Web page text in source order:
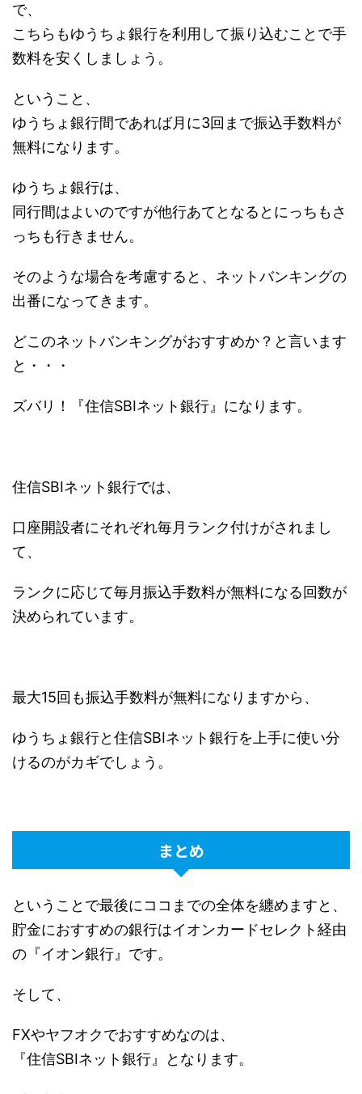
で、
こちらもゆうちょ銀行を利用して振り込むことで手
数料を安くしましょう。
ということ、
ゆうちょ銀行間であれば月に3回まで振込手数料が
無料になります。
ゆうちょ銀行は、
同行間はよいのですが他行あてとなるとにっちもさ
っちも行きません。
そのような場合を考慮すると、ネットバンキングの
出番になってきます。
どこのネットバンキングがおすすめか？と言います
と・・・
ズバリ！『住信SBIネット銀行』になります。
住信SBIネット銀行では、
口座開設者にそれぞれ毎月ランク付けがされまし
て、
ランクに応じて毎月振込手数料が無料になる回数が
決められています。
最大15回も振込手数料が無料になりますから、
ゆうちょ銀行と住信SBIネット銀行を上手に使い分
けるのがカギでしょう。
まとめ
ということで最後にココまでの全体を纏めますと、
貯金におすすめの銀行はイオンカードセレクト経由
の『イオン銀行』です。
そして、
FXやヤフオクでおすすめなのは、
『住信SBIネット銀行』となります。